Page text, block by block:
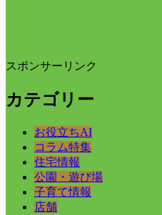
スポンサーリンク
カテゴリー
お役立ちAI
コラム特集
住宅情報
公園・遊び場
子育て情報
店舗